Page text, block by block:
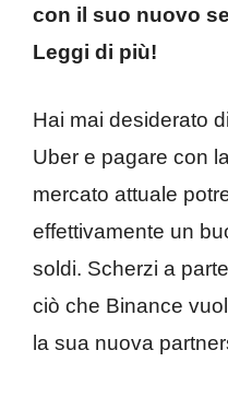
con il suo nuovo
Leggi di più!
Hai mai desiderato
Uber e pagare con
mercato attuale
effettivamente un
soldi. Scherzi a
ciò che Binance
la sua nuova